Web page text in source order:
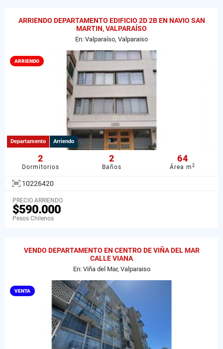
ARRIENDO DEPARTAMENTO EDIFICIO 2D 2B EN NAVIO SAN
MARTIN, VALPARAÍSO
En: Valparaíso, Valparaiso
ARRIENDO
Departamento Arriendo
2
Dormitorios
2
Baños
64
Área m2
10226420
PRECIO ARRIENDO
$590.000
Pesos Chilenos
VENDO DEPARTAMENTO EN CENTRO DE VIÑA DEL MAR
CALLE VIANA
En: Viña del Mar, Valparaiso
VENTA